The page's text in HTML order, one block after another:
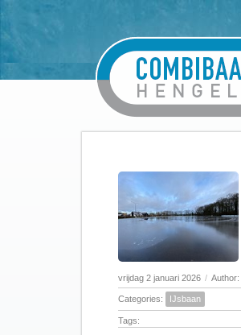
vrijdag 2 januari 2026 / Author:
Categories: IJsbaan
Tags: